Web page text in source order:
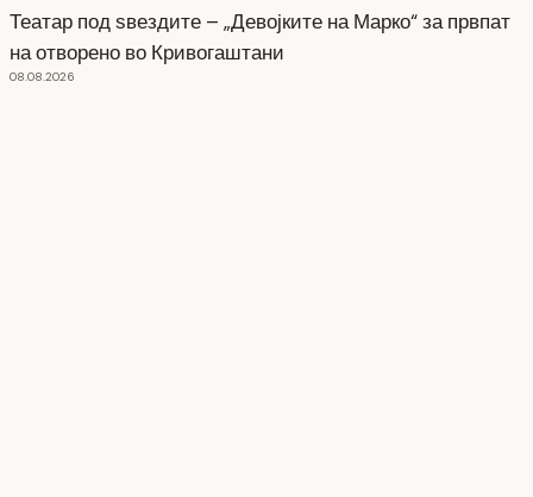
Театар под ѕвездите – „Девојките на Марко“ за првпат
на отворено во Кривогаштани
08.08.2026